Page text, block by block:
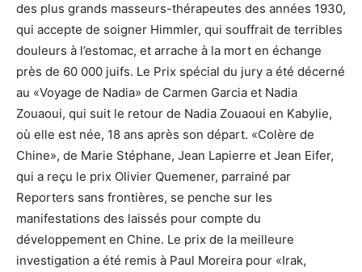
des plus grands masseurs-thérapeutes des années 1930,
qui accepte de soigner Himmler, qui souffrait de terribles
douleurs à l’estomac, et arrache à la mort en échange
près de 60 000 juifs. Le Prix spécial du jury a été décerné
au «Voyage de Nadia» de Carmen Garcia et Nadia
Zouaoui, qui suit le retour de Nadia Zouaoui en Kabylie,
où elle est née, 18 ans après son départ. «Colère de
Chine», de Marie Stéphane, Jean Lapierre et Jean Eifer,
qui a reçu le prix Olivier Quemener, parrainé par
Reporters sans frontières, se penche sur les
manifestations des laissés pour compte du
développement en Chine. Le prix de la meilleure
investigation a été remis à Paul Moreira pour «Irak,